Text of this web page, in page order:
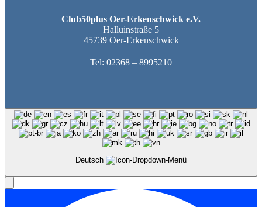
Club50plus Oer-Erkenschwick e.V.
Halluinstraße 5
45739 Oer-Erkenschwick
Tel: 02368 – 8995210
Deutsch